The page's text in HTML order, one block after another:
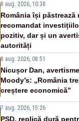
8 aug. 2026, 10:38
România își păstrează
recomandat
pozitiv, dar și un
autorități
8 aug. 2026, 08:51
Nicușor Dan,
Moody’s: „România
creștere economică”
7 aug. 2026, 15:26
PSD, replică dură